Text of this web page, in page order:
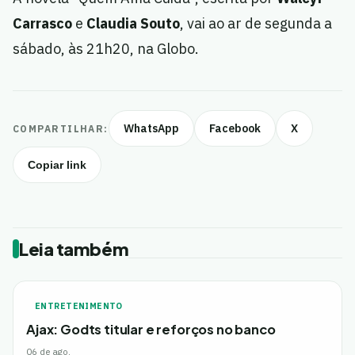
Carrasco e Claudia Souto, vai ao ar de segunda a
sábado, às 21h20, na Globo.
COMPARTILHAR: WhatsApp Facebook X
Copiar link
Leia também
ENTRETENIMENTO
Ajax: Godts titular e reforços no banco
06 de ago.